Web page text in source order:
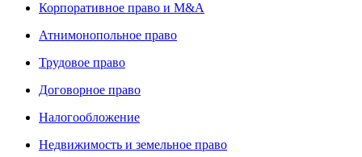
Корпоративное право и М&A
Атнимонопольное право
Трудовое право
Договорное право
Налогообложение
Недвижимость и земельное право